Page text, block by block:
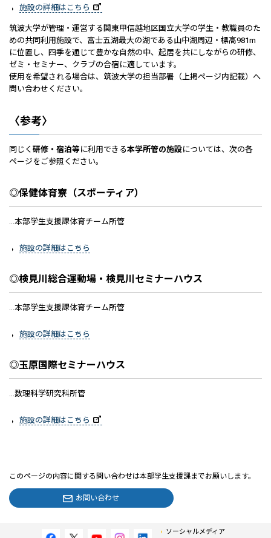
施設の詳細はこちら
筑波大学が管理・運営する関東甲信越地区国立大学の学生・教職員のた
めの共同利用施設で、富士五湖最大の湖である山中湖周辺・標高981m
に位置し、四季を通じて豊かな自然の中、起居を共にしながらの研修、
ゼミ・セミナー、クラブの合宿に適しています。
使用を希望される場合は、筑波大学の担当部署（上掲ページ内記載）へ
問い合わせください。
〈参考〉
同じく 研修・宿泊等 に利用できる本学所管の施設については、次の各
ページをご参照ください。
◎保健体育寮（スポーティア）
…本部学生支援課体育チーム所管
施設の詳細はこちら
◎検見川総合運動場・検見川セミナーハウス
…本部学生支援課体育チーム所管
施設の詳細はこちら
◎玉原国際セミナーハウス
…数理科学研究科所管
施設の詳細はこちら
このページの内容に関する問い合わせは本部学生支援課までお願いします。
お問い合わせ
ソーシャルメディア